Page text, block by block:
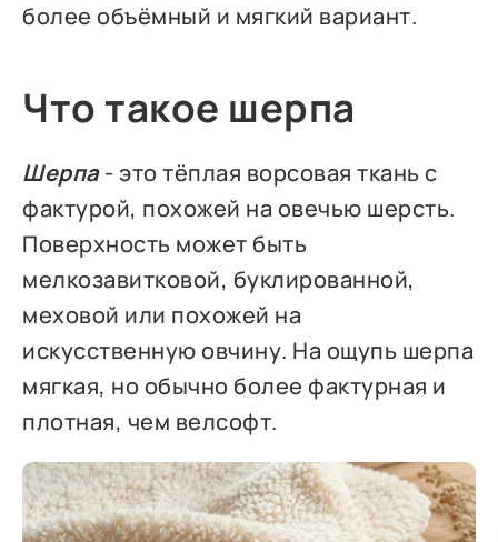
более объёмный и мягкий вариант.
Что такое шерпа
Шерпа- это тёплая ворсовая ткань с
фактурой, похожей на овечью шерсть.
Поверхность может быть
мелкозавитковой, буклированной,
меховой или похожей на
искусственную овчину. На ощупь шерпа
мягкая, но обычно более фактурная и
плотная, чем велсофт.